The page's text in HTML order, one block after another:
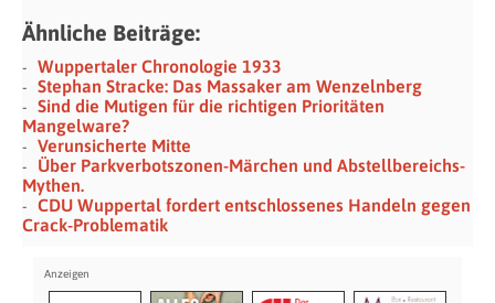
Ähnliche Beiträge:
Wuppertaler Chronologie 1933
Stephan Stracke: Das Massaker am Wenzelnberg
Sind die Mutigen für die richtigen Prioritäten
Mangelware?
Verunsicherte Mitte
Über Parkverbotszonen-Märchen und Abstellbereichs-
Mythen.
CDU Wuppertal fordert entschlossenes Handeln gegen
Crack-Problematik